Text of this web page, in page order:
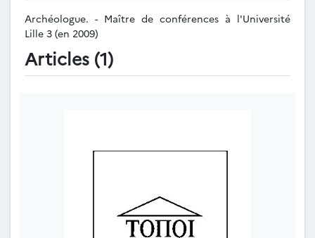
Archéologue. - Maître de conférences à l'Université
Lille 3 (en 2009)
Articles (1)